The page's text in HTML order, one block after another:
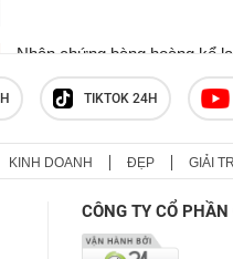
Nhân chứng bàng hoàng kể
khoảnh khắc chợ Biên Hòa
cháy
Khởi tố ca sĩ Phương Diễm
truyền thông
TIKTOK 24H
KINH DOANH ĐẸP GIẢI
CÔNG TY CỔ